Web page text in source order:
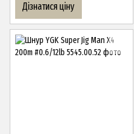
Дізнатися ціну